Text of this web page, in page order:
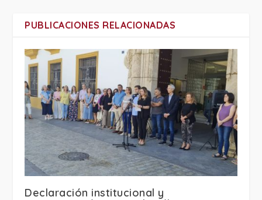
PUBLICACIONES RELACIONADAS
Declaración institucional y